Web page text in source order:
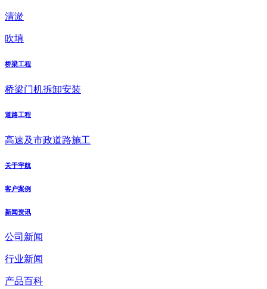
清淤
吹填
桥梁工程
桥梁门机拆卸安装
道路工程
高速及市政道路施工
关于宇航
客户案例
新闻资讯
公司新闻
行业新闻
产品百科